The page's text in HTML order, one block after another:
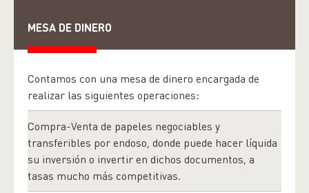
MESA DE DINERO
Contamos con una mesa de dinero encargada de
realizar las siguientes operaciones:
Compra-Venta de papeles negociables y
transferibles por endoso, donde puede hacer líquida
su inversión o invertir en dichos documentos, a
tasas mucho más competitivas.